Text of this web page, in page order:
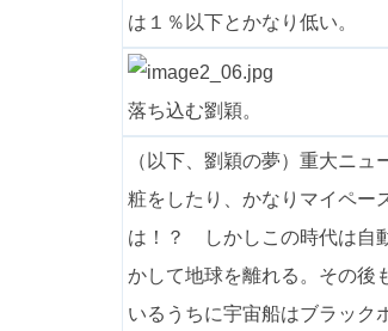
は１％以下とかなり低い。
落ち込む劉穎。
（以下、劉穎の夢）重大ニ
粧をしたり、かなりマイペー
は！？ しかしこの時代は自
かして地球を離れる。その後
いるうちに宇宙船はブラック